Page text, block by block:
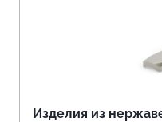
Изделия из